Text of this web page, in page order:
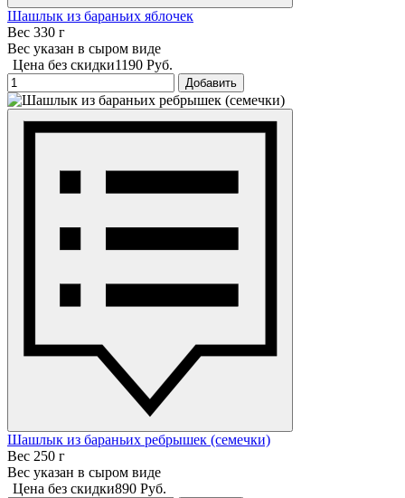
Шашлык из бараньих яблочек
Вес 330 г
Вес указан в сыром виде
Цена без скидки1190 Руб.
Добавить
Шашлык из бараньих ребрышек (семечки)
Вес 250 г
Вес указан в сыром виде
Цена без скидки890 Руб.